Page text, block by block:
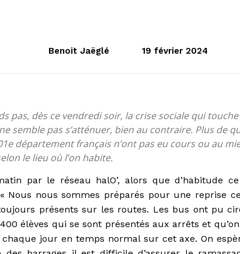
Benoit Jaëglé 19 février 2024
pas, dès ce vendredi soir, la crise sociale qui touche
semble pas s’atténuer, bien au contraire. Plus de
département français n’ont pas eu cours ou au
le lieu où l’on habite.
par le réseau halO’, alors que d’habitude
Nous nous sommes préparés pour une reprise
présents sur les routes. Les bus ont pu
élèves qui se sont présentés aux arrêts et
jour en temps normal sur cet axe. On